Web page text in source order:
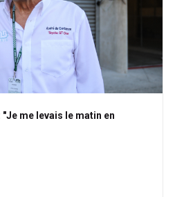
me levais le matin en